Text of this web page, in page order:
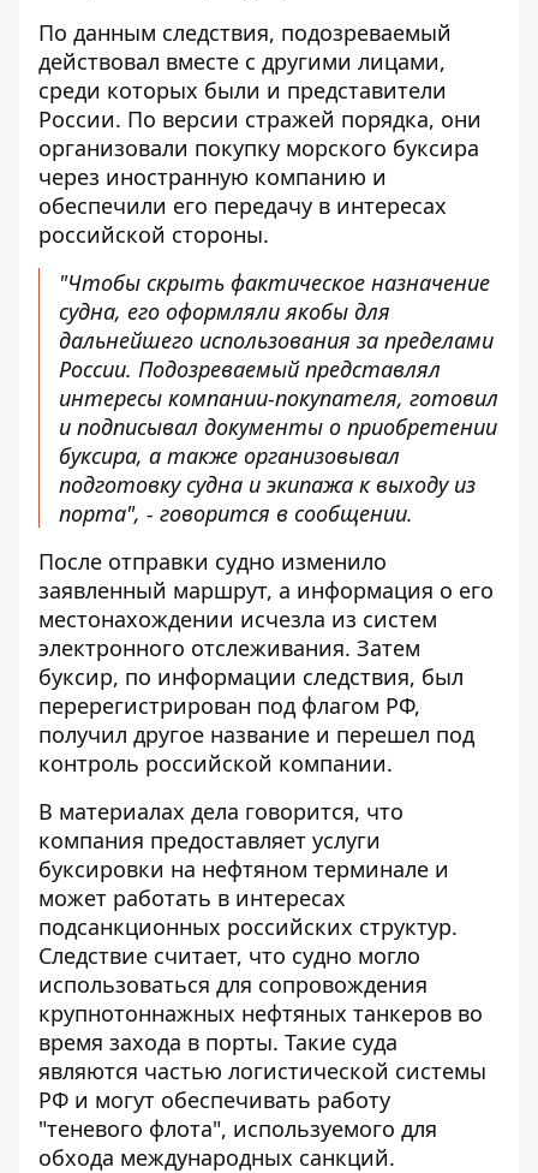
По данным следствия, подозреваемый
действовал вместе с другими лицами,
среди которых были и представители
России. По версии стражей порядка, они
организовали покупку морского буксира
через иностранную компанию и
обеспечили его передачу в интересах
российской стороны.
"Чтобы скрыть фактическое назначение
судна, его оформляли якобы для
дальнейшего использования за пределами
России. Подозреваемый представлял
интересы компании-покупателя, готовил
и подписывал документы о приобретении
буксира, а также организовывал
подготовку судна и экипажа к выходу из
порта", - говорится в сообщении.
После отправки судно изменило
заявленный маршрут, а информация о его
местонахождении исчезла из систем
электронного отслеживания. Затем
буксир, по информации следствия, был
перерегистрирован под флагом РФ,
получил другое название и перешел под
контроль российской компании.
В материалах дела говорится, что
компания предоставляет услуги
буксировки на нефтяном терминале и
может работать в интересах
подсанкционных российских структур.
Следствие считает, что судно могло
использоваться для сопровождения
крупнотоннажных нефтяных танкеров во
время захода в порты. Такие суда
являются частью логистической системы
РФ и могут обеспечивать работу
"теневого флота", используемого для
обхода международных санкций.